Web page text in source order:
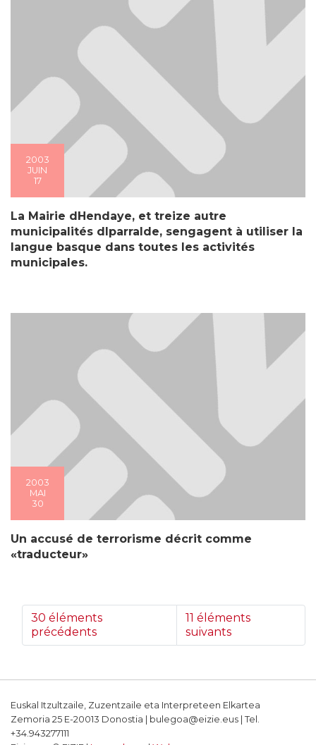
2003
JUIN
17
La Mairie dHendaye, et treize autre
municipalités dIparralde, sengagent à utiliser la
langue basque dans toutes les activités
municipales.
2003
MAI
30
Un accusé de terrorisme décrit comme
«traducteur»
30 éléments
précédents
11 éléments
suivants
Euskal Itzultzaile, Zuzentzaile eta Interpreteen Elkartea
Zemoria 25 E-20013 Donostia | bulegoa@eizie.eus | Tel.
+34.943277111